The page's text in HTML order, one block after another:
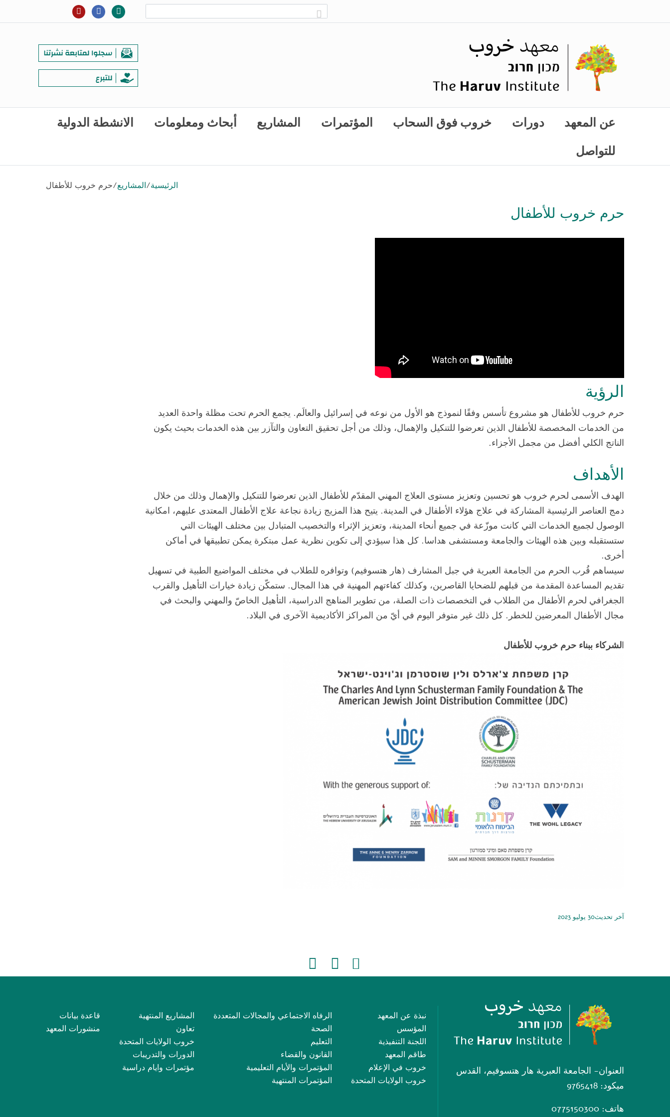
عن المعهد دورات خروب فوق السحاب المؤتمرات المشاريع أبحاث ومعلومات الانشطة الدولية
للتواصل
الرئيسية/المشاريع/حرم خروب للأطفال
حرم خروب للأطفال
الرؤية
حرم خروب للأطفال هو مشروع تأسس وفقًا لنموذج هو الأول من نوعه في إسرائيل والعالَم. يجمع الحرم تحت مظلة واحدة العديد
من الخدمات المخصصة للأطفال الذين تعرضوا للتنكيل والإهمال، وذلك من أجل تحقيق التعاون والتآزر بين هذه الخدمات بحيث يكون
الناتج الكلي أفضل من مجمل الأجزاء.
الأهداف
الهدف الأسمى لحرم خروب هو تحسين وتعزيز مستوى العلاج المهني المقدّم للأطفال الذين تعرضوا للتنكيل والإهمال وذلك من خلال
دمج العناصر الرئيسية المشاركة في علاج هؤلاء الأطفال في المدينة. يتيح هذا المزيج زيادة نجاعة علاج الأطفال المعتدى عليهم، امكانية
الوصول لجميع الخدمات التي كانت موزّعة في جميع أنحاء المدينة، وتعزيز الإثراء والتخصيب المتبادل بين مختلف الهيئات التي
ستستقبله وبين هذه الهيئات والجامعة ومستشفى هداسا. كل هذا سيؤدي إلى تكوين نظرية عمل مبتكرة يمكن تطبيقها في أماكن
أخرى.
سيساهم قُرب الحرم من الجامعة العبرية في جبل المشارف (هار هتسوفيم) وتوافره للطلاب في مختلف المواضيع الطبية في تسهيل
تقديم المساعدة المقدمة من قبلهم للضحايا القاصرين، وكذلك كفاءتهم المهنية في هذا المجال. ستمكّن زيادة خيارات التأهيل والقرب
الجغرافي لحرم الأطفال من الطلاب في التخصصات ذات الصلة، من تطوير المناهج الدراسية، التأهيل الخاصّ والمهني والبحث في
مجال الأطفال المعرضين للخطر. كل ذلك غير متوفر اليوم في أيّ من المراكز الأكاديمية الآخرى في البلاد.
الشركاء ببناء حرم خروب للأطفال
آخر تحديث30 يوليو 2023
العنوان- الجامعة العبرية هار هتسوفيم، القدس
ميكود: 9765418
هاتف: 0775150300
نبذة عن المعهد
المؤسس
اللجنة التنفيذية
طاقم المعهد
خروب في الإعلام
خروب الولايات المتحدة
الرفاه الاجتماعي والمجالات المتعددة
الصحة
التعليم
القانون والقضاء
المؤتمرات والأيام التعليمية
المؤتمرات المنتهية
المشاريع المنتهية
تعاون
خروب الولايات المتحدة
الدورات والتدريبات
مؤتمرات وايام دراسية
قاعدة بيانات
منشورات المعهد